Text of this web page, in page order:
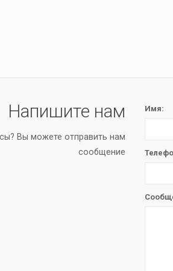
Напишите нам
Вы можете отправить нам
сообщение
Имя: